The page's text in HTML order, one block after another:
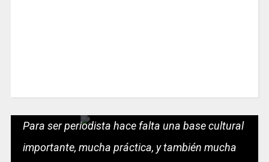
Para ser periodista hace falta una base cultural
importante, mucha práctica, y también mucha